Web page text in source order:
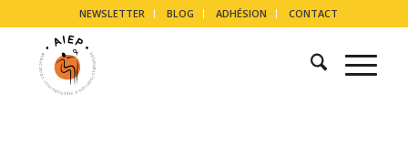
NEWSLETTER BLOG ADHÉSION CONTACT